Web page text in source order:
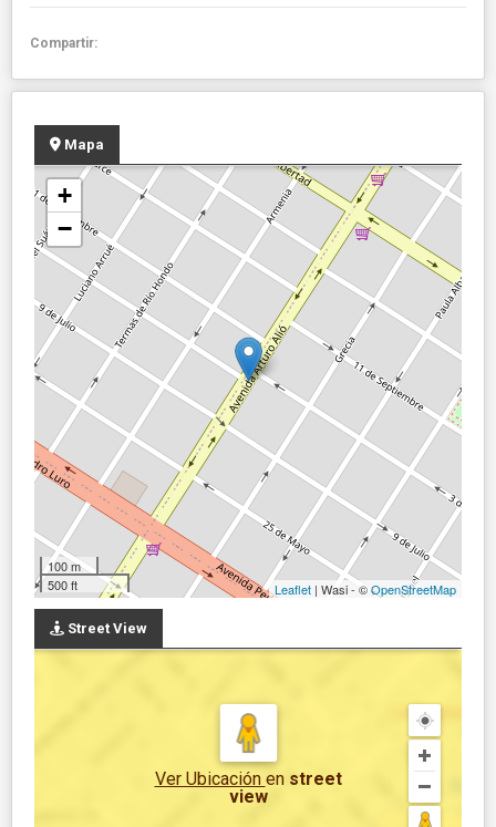
Compartir:
Mapa
+
−
100 m
500 ft
Leaflet | Wasi - ©OpenStreetMap
Street View
Ver Ubicación en street
view